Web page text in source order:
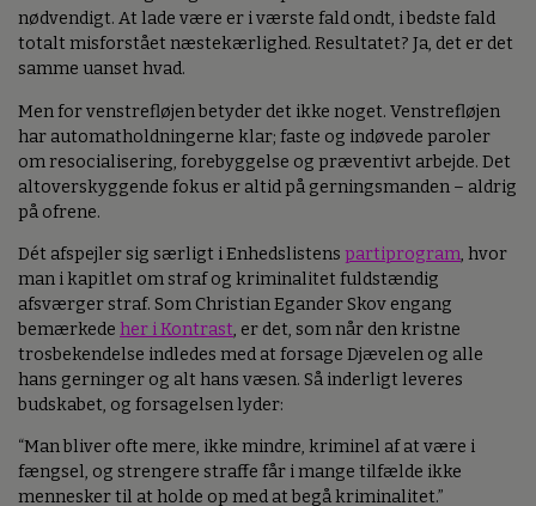
nødvendigt. At lade være er i værste fald ondt, i bedste fald
totalt misforstået næstekærlighed. Resultatet? Ja, det er det
samme uanset hvad.
Men for venstrefløjen betyder det ikke noget. Venstrefløjen
har automatholdningerne klar; faste og indøvede paroler
om resocialisering, forebyggelse og præventivt arbejde. Det
altoverskyggende fokus er altid på gerningsmanden – aldrig
på ofrene.
Dét afspejler sig særligt i Enhedslistens partiprogram, hvor
man i kapitlet om straf og kriminalitet fuldstændig
afsværger straf. Som Christian Egander Skov engang
bemærkede her i Kontrast, er det, som når den kristne
trosbekendelse indledes med at forsage Djævelen og alle
hans gerninger og alt hans væsen. Så inderligt leveres
budskabet, og forsagelsen lyder:
“Man bliver ofte mere, ikke mindre, kriminel af at være i
fængsel, og strengere straffe får i mange tilfælde ikke
mennesker til at holde op med at begå kriminalitet.”